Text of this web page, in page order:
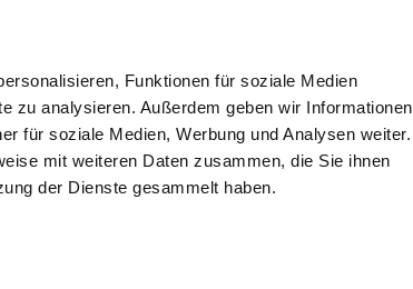
Funktionen für soziale Medien
zu analysieren. Außerdem geben wir Informationen
für soziale Medien, Werbung und Analysen weiter.
mit weiteren Daten zusammen, die Sie ihnen
der Dienste gesammelt haben.